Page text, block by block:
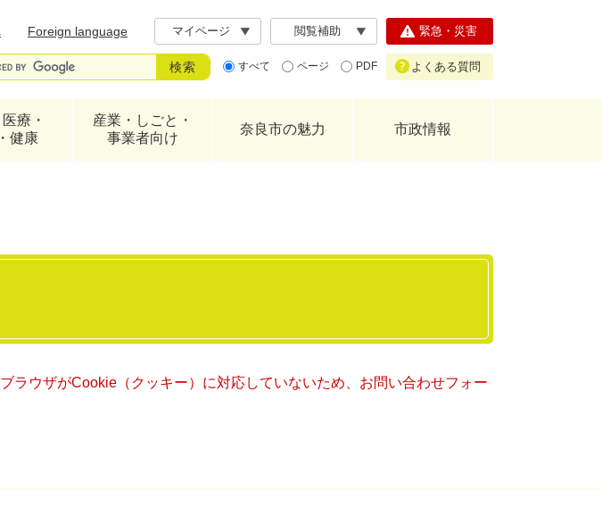
Foreign language マイページ 閲覧補助
すべて ページ PDF
緊急・災害
よくある質問
療・
健康
産業・しごと・
事業者向け
奈良市の魅力 市政情報
ラウザがCookie（クッキー）に対応していないため、お問い合わせフォー